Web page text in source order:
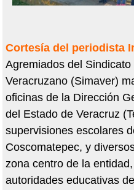
Cortesía del periodista
Agremiados del
Veracruzano (Simaver)
oficinas de la Dirección
del Estado de Veracruz
supervisiones escolares
Coscomatepec, y
zona centro de la
autoridades educativas